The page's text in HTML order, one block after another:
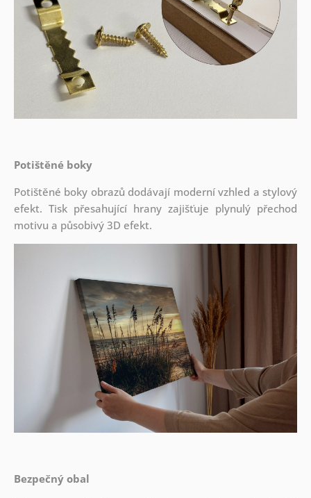
Potištěné boky
Potištěné boky obrazů dodávají moderní vzhled a stylový
efekt. Tisk přesahující hrany zajišťuje plynulý přechod
motivu a působivý 3D efekt.
Bezpečný obal